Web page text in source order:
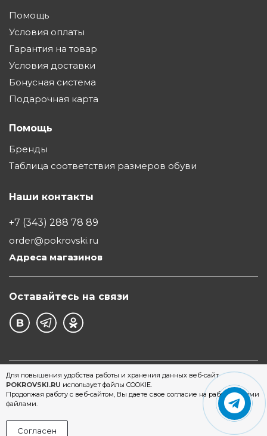
Для повышения удобства работы и хранения данных веб-сайт
POKROVSKI.RU использует файлы COOKIE.
Продолжая работу с веб-сайтом, Вы даете свое согласие на работу с этими
файлами.
Согласен
Помощь
Условия оплаты
Гарантия на товар
Условия доставки
Бонусная система
Подарочная карта
Помощь
Бренды
Таблица соответствия размеров обуви
Наши контакты
+7 (343) 288 78 89
order@pokrovski.ru
Адреса магазинов
Оставайтесь на связи
©1997 - 2026 Обувной Дом "Покровский" - сеть
магазинов обуви в Екатеринбурге